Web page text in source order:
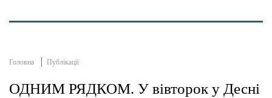
Головна Публікації
ОДНИМ РЯДКОМ. У вівторок у Десні